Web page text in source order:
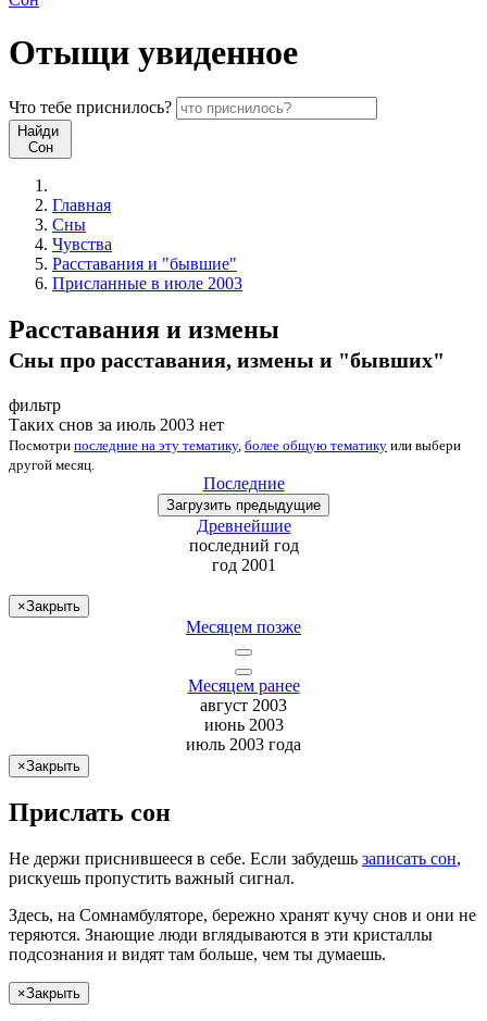
Отыщи увиденное
Что тебе приснилось?
Найди
Сон
Главная
Сны
Чувства
Расставания и "бывшие"
Присланные в июле 2003
Расставания и измены
Сны про расставания, измены и "бывших"
фильтр
Таких снов за июль 2003 нет
Посмотри последние на эту тематику, более общую тематику или выбери
другой месяц
Последние
Загрузить предыдущие
Древнейшие
последний год
год 2001
×Закрыть
Месяцем позже
Месяцем ранее
август 2003
июнь 2003
июль 2003 года
×Закрыть
Прислать сон
Не держи приснившееся в себе. Если забудешь записать сон,
рискуешь пропустить важный сигнал.
Здесь, на Сомнамбуляторе, бережно хранят кучу снов и они не
теряются. Знающие люди вглядываются в эти кристаллы
подсознания и видят там больше, чем ты думаешь.
×Закрыть